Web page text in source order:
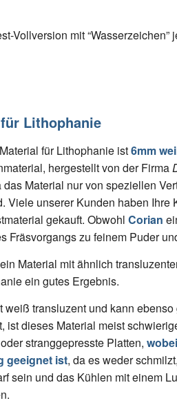
Vollversion mit “Wasserzeichen”
Lithophanie
für Lithophanie ist6mm
hergestellt von der Firma
das Material nur von speziellen
Viele unserer Kunden haben
gekauft. Obwohl Corian
Fräsvorgangs zu feinem Puder
Material mit ähnlich
ein gutes Ergebnis.
weiß transluzent und kann
ist dieses Material meist
stranggepresste Platten,
geeignet ist, da es weder
sein und das Kühlen mit einem